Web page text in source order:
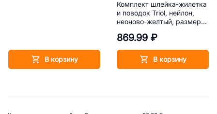
В корзину
Комплект шлейка-жилетка
и поводок Triol, нейлон,
неоново-желтый, размер
поводок 120 х 1,5 см
869.99 ₽
В корзину